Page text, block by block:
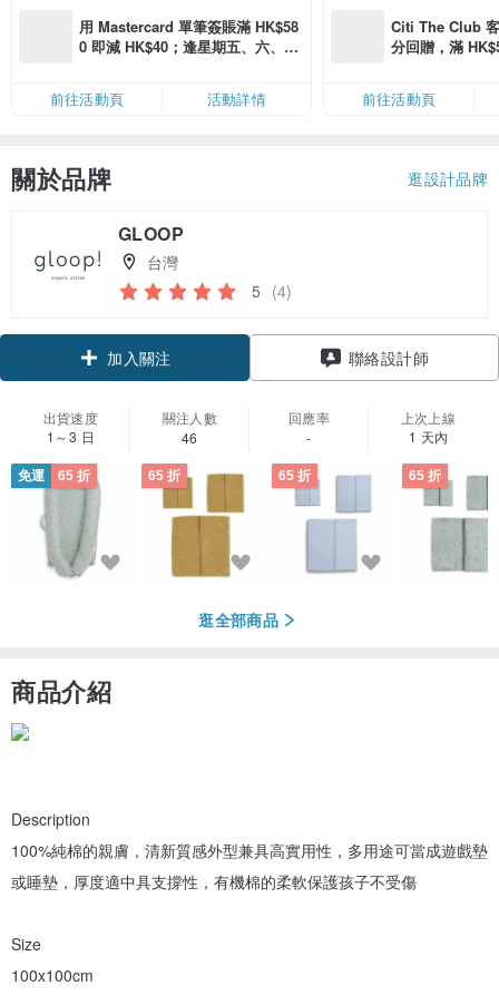
用 Mastercard 單筆簽賬滿 HK$58
0 即減 HK$40；逢星期五、六、日
卡」結帳）
前往活動頁 活動詳情
Citi The Club
分回贈，滿
前往活動頁
關於品牌 逛設計品牌
GLOOP
台灣
5 (4)
加入關注 聯絡設計師
出貨速度
1～3 日
關注人數
46
回應率
-
上次上線
1 天內
免運 65 折 65 折 65 折 65 折
逛全部商品
商品介紹
Description
100%純棉的親膚，清新質感外型兼具高實用性，多用途可當成遊戲墊
或睡墊，厚度適中具支撐性，有機棉的柔軟保護孩子不受傷
Size
100x100cm